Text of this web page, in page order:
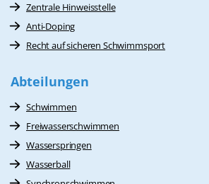
Zentrale Hinweisstelle
Anti-Doping
Recht auf sicheren Schwimmsport
Abteilungen
Schwimmen
Freiwasserschwimmen
Wasserspringen
Wasserball